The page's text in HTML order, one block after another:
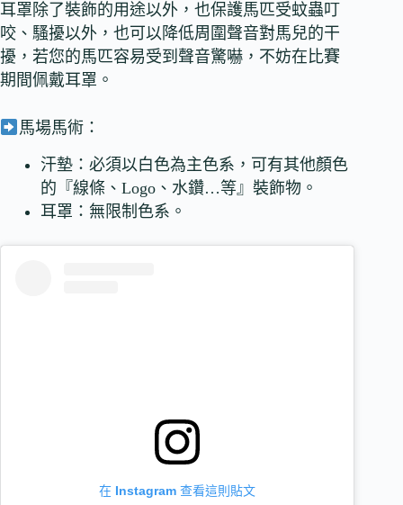
耳罩除了裝飾的用途以外，也保護馬匹受蚊蟲叮
咬、騷擾以外，也可以降低周圍聲音對馬兒的干
擾，若您的馬匹容易受到聲音驚嚇，不妨在比賽
期間佩戴耳罩。
馬場馬術：
汗墊：必須以白色為主色系，可有其他顏色
的『線條、Logo、水鑽…等』裝飾物。
耳罩：無限制色系。
在 Instagram 查看這則貼文